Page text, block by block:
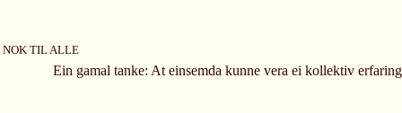
NOK TIL ALLE
Ein gamal tanke: At einsemda kunne vera ei kollektiv